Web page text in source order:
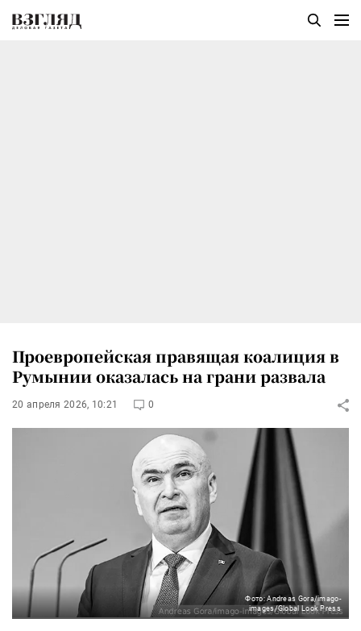
Проевропейская правящая коалиция в
Румынии оказалась на грани развала
20 апреля 2026, 10:21 0
Фото: Andreas Gora/imago-
images/Global Look Press